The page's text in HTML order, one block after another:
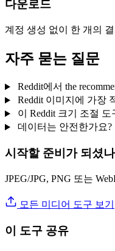
다운로드
계정 생성 없이 한 개의
자주 묻는 질문
Reddit에서 the
Reddit 이미지에 가장
이 Reddit 크기 조절
데이터는 안전한가요?
시작할 준비가 되셨
JPEG/JPG, PNG 또는
모든 미디어 도구 보기
이 도구 공유